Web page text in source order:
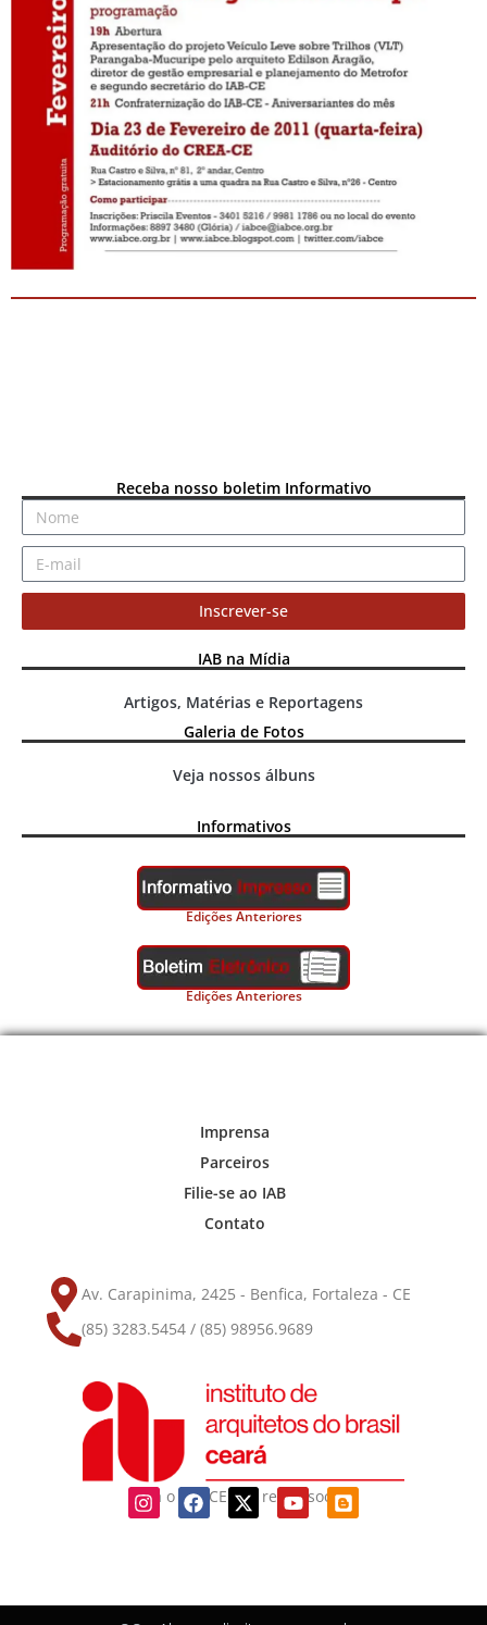
Receba nosso boletim Informativo
Inscrever-se
IAB na Mídia
Artigos, Matérias e Reportagens
Galeria de Fotos
Veja nossos álbuns
Informativos
Edições Anteriores
Edições Anteriores
Siga o IAB-CE nas redes sociais
Imprensa
Parceiros
Filie-se ao IAB
Contato
Av. Carapinima, 2425 - Benfica, Fortaleza - CE
(85) 3283.5454 / (85) 98956.9689